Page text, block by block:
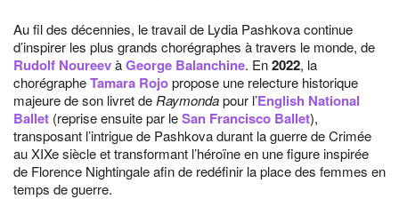
Au fil des décennies, le travail de Lydia Pashkova continue
d’inspirer les plus grands chorégraphes à travers le monde, de
Rudolf NoureevàGeorge Balanchine. En2022, la
chorégrapheTamara Rojopropose une relecture historique
majeure de son livret de Raymondapour l’English National
Ballet (reprise ensuite par leSan Francisco Ballet),
transposant l’intrigue de Pashkova durant la guerre de Crimée
au XIXe siècle et transformant l’héroïne en une figure inspirée
de Florence Nightingale afin de redéfinir la place des femmes en
temps de guerre.